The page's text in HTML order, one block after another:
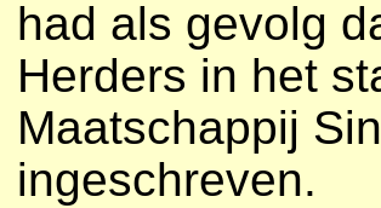
had als gevolg
Herders in het
Maatschappij
ingeschreven.